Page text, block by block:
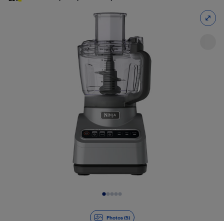
Photos (5)